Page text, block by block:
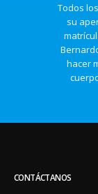
Todos
su
hacer
CONTÁCTANOS